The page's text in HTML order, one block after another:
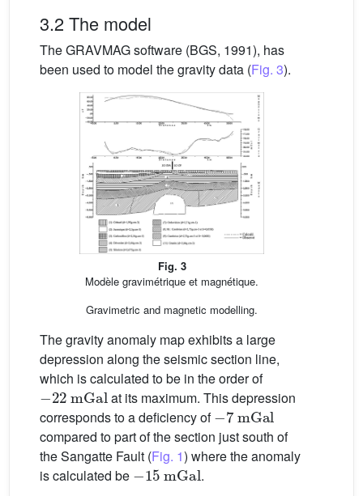
3.2 The model
The GRAVMAG software (BGS, 1991), has
been used to model the gravity data (Fig. 3).
Fig. 3
Modèle gravimétrique et magnétique.
Gravimetric and magnetic modelling.
The gravity anomaly map exhibits a large
depression along the seismic section line,
which is calculated to be in the order of
−22mGal
at its maximum. This depression
corresponds to a deficiency of
−7mGal
compared to part of the section just south of
the Sangatte Fault (Fig. 1) where the anomaly
is calculated be
−15mGal
.